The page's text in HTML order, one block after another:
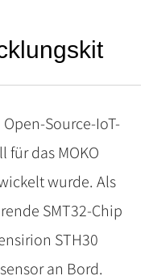
Source-IoT-
für das MOKO
wurde. Als
SMT32-Chip
STH30
an Bord.